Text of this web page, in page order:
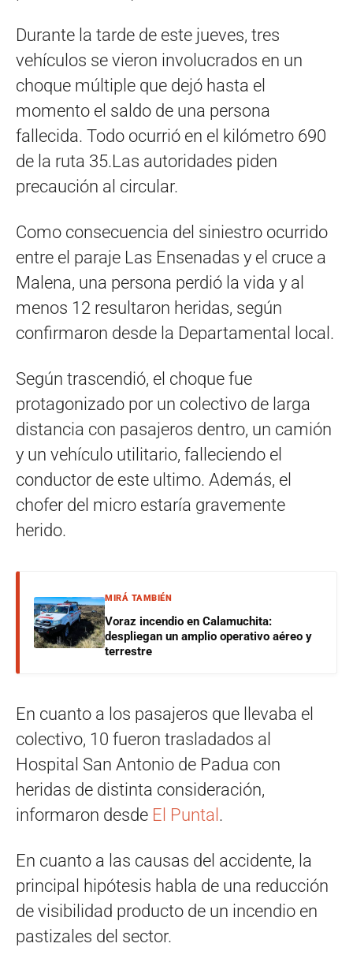
Durante la tarde de este jueves, tres
vehículos se vieron involucrados en un
choque múltiple que dejó hasta el
momento el saldo de una persona
fallecida. Todo ocurrió en el kilómetro 690
de la ruta 35.Las autoridades piden
precaución al circular.
Como consecuencia del siniestro ocurrido
entre el paraje Las Ensenadas y el cruce a
Malena, una persona perdió la vida y al
menos 12 resultaron heridas, según
confirmaron desde la Departamental local.
Según trascendió, el choque fue
protagonizado por un colectivo de larga
distancia con pasajeros dentro, un camión
y un vehículo utilitario, falleciendo el
conductor de este ultimo. Además, el
chofer del micro estaría gravemente
herido.
MIRÁ TAMBIÉN
Voraz incendio en Calamuchita:
despliegan un amplio operativo aéreo y
terrestre
En cuanto a los pasajeros que llevaba el
colectivo, 10 fueron trasladados al
Hospital San Antonio de Padua con
heridas de distinta consideración,
informaron desde El Puntal .
En cuanto a las causas del accidente, la
principal hipótesis habla de una reducción
de visibilidad producto de un incendio en
pastizales del sector.